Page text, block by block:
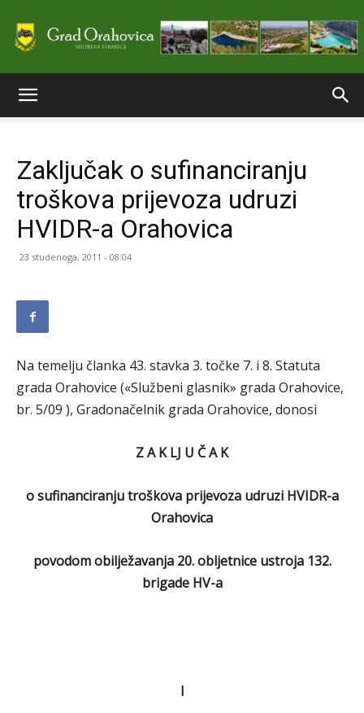
stranice
Grada
Zaključak o sufinanciranju
troškova prijevoza udruzi
HVIDR-a Orahovica
23 studenoga, 2011 - 08:04
Na temelju članka 43. stavka 3. točke 7. i 8. Statuta
grada Orahovice («Službeni glasnik» grada Orahovice,
br. 5/09 ), Gradonačelnik grada Orahovice, donosi
Z A K LJ U Č A K
o sufinanciranju troškova prijevoza udruzi HVIDR-a
Orahovica
povodom obilježavanja 20. obljetnice ustroja 132.
brigade HV-a
I